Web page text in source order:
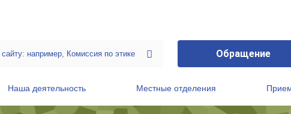
Обращение
Наша деятельность Местные отделения